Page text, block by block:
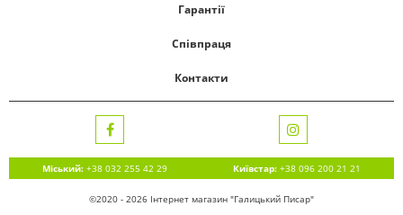
Гарантії
Співпраця
Контакти
Міський: +38 032 255 42 29 Київстар:+38 096 200 21 21
©2020 - 2026 Інтернет магазин "Галицький Писар"